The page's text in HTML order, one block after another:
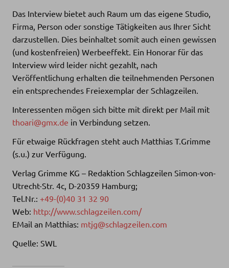
Das Interview bietet auch Raum um das eigene Studio,
Firma, Person oder sonstige Tätigkeiten aus Ihrer Sicht
darzustellen. Dies beinhaltet somit auch einen gewissen
(und kostenfreien) Werbeeffekt. Ein Honorar für das
Interview wird leider nicht gezahlt, nach
Veröffentlichung erhalten die teilnehmenden Personen
ein entsprechendes Freiexemplar der Schlagzeilen.
Interessenten mögen sich bitte mit direkt per Mail mit
thoari@gmx.de in Verbindung setzen.
Für etwaige Rückfragen steht auch Matthias T.Grimme
(s.u.) zur Verfügung.
Verlag Grimme KG – Redaktion Schlagzeilen Simon-von-
Utrecht-Str. 4c, D-20359 Hamburg;
Tel.Nr.: +49-(0)40 31 32 90
Web: http://www.schlagzeilen.com/
EMail an Matthias: mtjg@schlagzeilen.com
Quelle: SWL